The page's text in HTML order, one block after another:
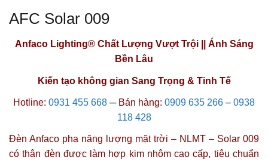
AFC Solar 009
Anfaco Lighting® Chất Lượng Vượt Trội || Ánh Sáng
Bền Lâu
Kiến tạo không gian Sang Trọng & Tinh Tế
Hotline: 0931 455 668 ─Bán hàng: 0909 635 266 – 0938
118 428
Đèn Anfaco pha năng lượng mặt trời – NLMT – Solar 009
có thân đèn được làm hợp kim nhôm cao cấp, tiêu chuẩn